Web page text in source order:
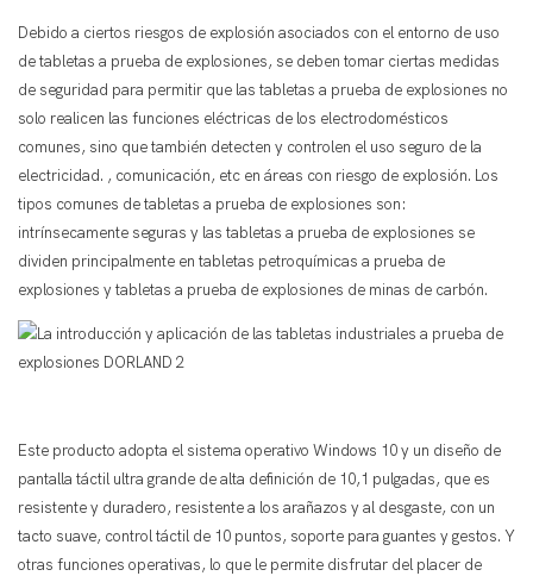
Debido a ciertos riesgos de explosión asociados con el entorno de uso
de tabletas a prueba de explosiones, se deben tomar ciertas medidas
de seguridad para permitir que las tabletas a prueba de explosiones no
solo realicen las funciones eléctricas de los electrodomésticos
comunes, sino que también detecten y controlen el uso seguro de la
electricidad. , comunicación, etc en áreas con riesgo de explosión. Los
tipos comunes de tabletas a prueba de explosiones son:
intrínsecamente seguras y las tabletas a prueba de explosiones se
dividen principalmente en tabletas petroquímicas a prueba de
explosiones y tabletas a prueba de explosiones de minas de carbón.
Este producto adopta el sistema operativo Windows 10 y un diseño de
pantalla táctil ultra grande de alta definición de 10,1 pulgadas, que es
resistente y duradero, resistente a los arañazos y al desgaste, con un
tacto suave, control táctil de 10 puntos, soporte para guantes y gestos. Y
otras funciones operativas, lo que le permite disfrutar del placer de